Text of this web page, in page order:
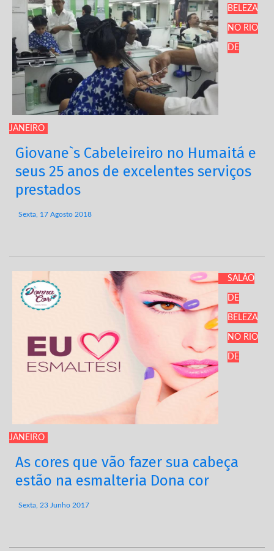
BELEZA
NO RIO
DE
JANEIRO
Giovane`s Cabeleireiro no Humaitá e
seus 25 anos de excelentes serviços
prestados
Sexta, 17 Agosto 2018
SALÃO
DE
BELEZA
NO RIO
DE
JANEIRO
As cores que vão fazer sua cabeça
estão na esmalteria Dona cor
Sexta, 23 Junho 2017